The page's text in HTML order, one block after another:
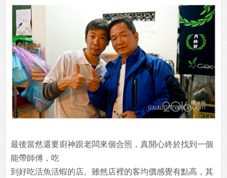
最後當然還要廚神跟老闆來個合照，真開心終於找到一個
能帶師傅，吃
到好吃活魚活蝦的店。雖然店裡的客均價感覺有點高，其